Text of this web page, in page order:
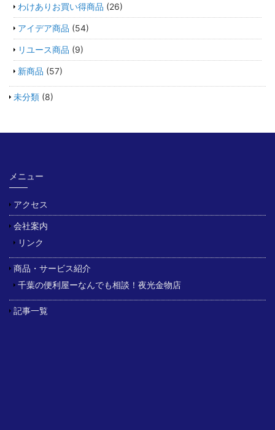
わけありお買い得商品 (26)
アイデア商品 (54)
リユース商品 (9)
新商品 (57)
未分類 (8)
メニュー
アクセス
会社案内
リンク
商品・サービス紹介
千葉の便利屋ーなんでも相談！夜光金物店
記事一覧